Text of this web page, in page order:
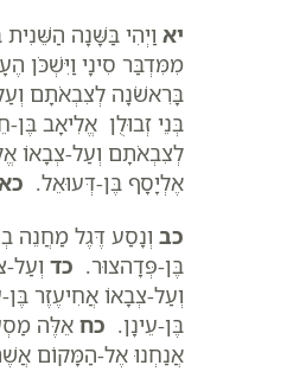
יא וַיְהִי בַּשָּׁנָה
מִמִּדְבַּר סִינָי וַיִּשְׁכֹּן
בָּרִאשֹׁנָה לְצִבְאֹתָם
בְּנֵי זְבוּלֻן אֱלִיאָב בֶּן-
לְצִבְאֹתָם וְעַל-צְבָאוֹ
אֶלְיָסָף בֶּן-דְּעוּאֵל.
כב וְנָסַע דֶּגֶל מַחֲנֵה
בֶּן-פְּדָהצוּר. כד
וְעַל-צְבָאוֹ אֲחִיעֶזֶר
בֶּן-עֵינָן. כח אֵלֶּה
אֲנַחְנוּ אֶל-הַמָּקוֹם